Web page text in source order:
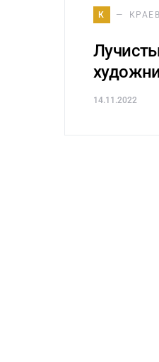
К
14.11.2022